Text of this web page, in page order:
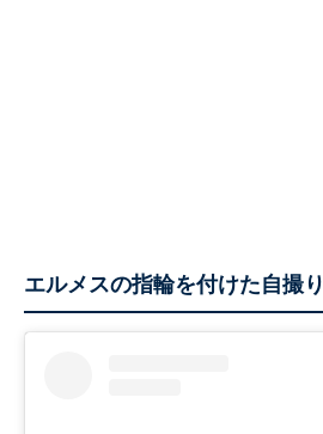
エルメスの指輪を付けた自撮り